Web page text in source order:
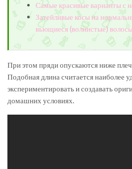
Самые красивые варианты с
Затейливые косы на
вьющиеся (волнистые)
При этом пряди опускаются ниже
Подобная длина считается наиболее
экспериментировать и создавать
домашних условиях.